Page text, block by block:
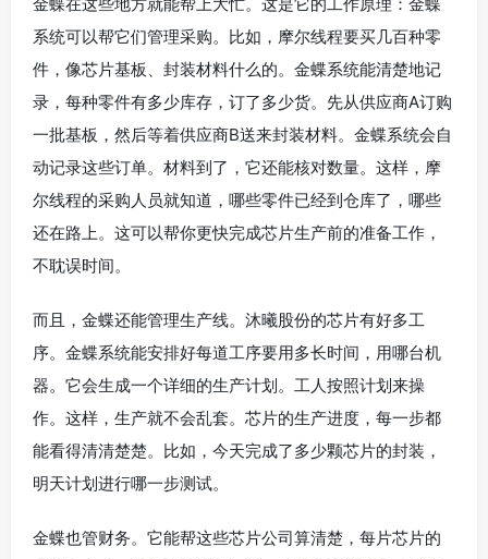
系统可以帮它们管理采购。比如，摩尔线程要买几百种零
件，像芯片基板、封装材料什么的。金蝶系统能清楚地记
录，每种零件有多少库存，订了多少货。先从供应商A订购
一批基板，然后等着供应商B送来封装材料。金蝶系统会自
动记录这些订单。材料到了，它还能核对数量。这样，摩
尔线程的采购人员就知道，哪些零件已经到仓库了，哪些
还在路上。这可以帮你更快完成芯片生产前的准备工作，
不耽误时间。
而且，金蝶还能管理生产线。沐曦股份的芯片有好多工
序。金蝶系统能安排好每道工序要用多长时间，用哪台机
器。它会生成一个详细的生产计划。工人按照计划来操
作。这样，生产就不会乱套。芯片的生产进度，每一步都
能看得清清楚楚。比如，今天完成了多少颗芯片的封装，
明天计划进行哪一步测试。
金蝶也管财务。它能帮这些芯片公司算清楚，每片芯片的